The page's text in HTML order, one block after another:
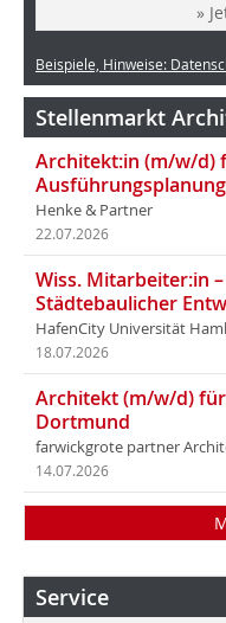
»
Beispiele, Hinweise:
Stellenmarkt
Architekt:in (m/w/d)
Henke & Partner
22.07.2026
Wiss. Mitarbeiter:in
Städtebaulicher
HafenCity Universität
18.07.2026
Architekt (m/w/d)
Dortmund
farwickgrote partner
14.07.2026
Service